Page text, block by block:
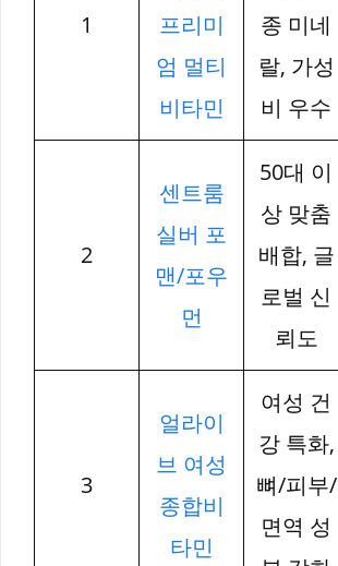
1
프리미
엄 멀티
비타민
종 미네
랄, 가성
비 우수
2
센트룸
실버 포
맨/포우
먼
50대 이
상 맞춤
배합, 글
로벌 신
뢰도
3
얼라이
브 여성
종합비
타민
여성 건
강 특화,
뼈/피부/
면역 성